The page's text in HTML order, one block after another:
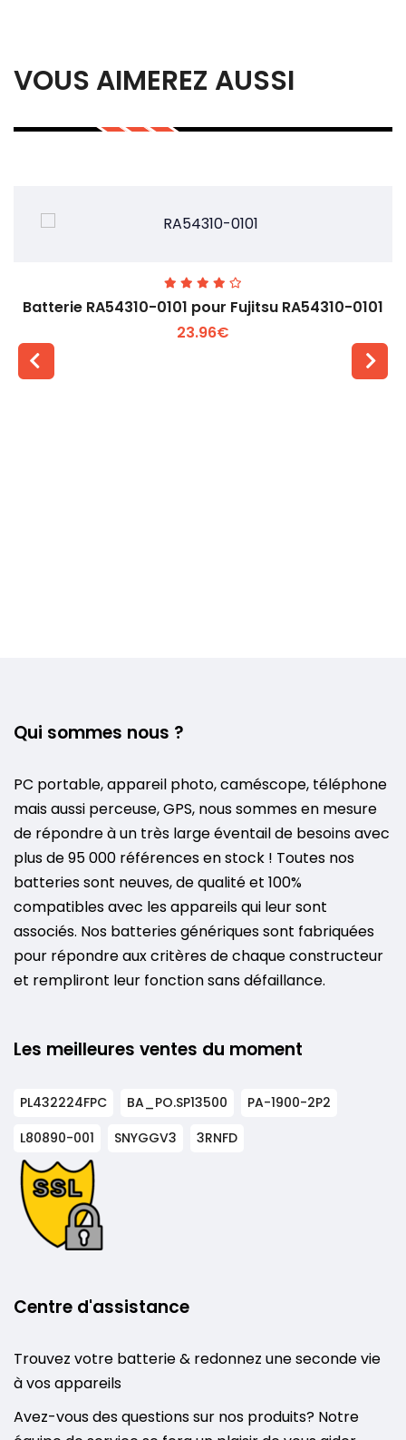
VOUS AIMEREZ AUSSI
Batterie RA54310-0101 pour Fujitsu RA54310-0101
23.96€
Qui sommes nous ?
PC portable, appareil photo, caméscope, téléphone
mais aussi perceuse, GPS, nous sommes en mesure
de répondre à un très large éventail de besoins avec
plus de 95 000 références en stock ! Toutes nos
batteries sont neuves, de qualité et 100%
compatibles avec les appareils qui leur sont
associés. Nos batteries génériques sont fabriquées
pour répondre aux critères de chaque constructeur
et rempliront leur fonction sans défaillance.
Les meilleures ventes du moment
PL432224FPC BA_PO.SP13500
PA-1900-2P2
L80890-001
SNYGGV3 3RNFD
Centre d'assistance
Trouvez votre batterie & redonnez une seconde vie
à vos appareils
Avez-vous des questions sur nos produits? Notre